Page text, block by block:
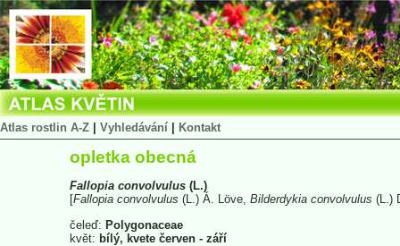
Atlas rostlin A-Z Vyhledávání Kontakt
opletka obecná
Fallopia convolvulus (L.)
[Fallopia convolvulus (L.) Á. Löve, Bilderdykia convolvulus (L.)
čeleď: Polygonaceae
květ: bílý, kvete červen - září